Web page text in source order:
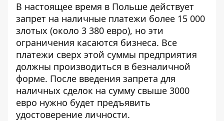
В настоящее время в Польше действует
запрет на наличные платежи более 15 000
злотых (около 3 380 евро), но эти
ограничения касаются бизнеса. Все
платежи сверх этой суммы предприятия
должны производиться в безналичной
форме. После введения запрета для
наличных сделок на сумму свыше 3000
евро нужно будет предъявить
удостоверение личности.